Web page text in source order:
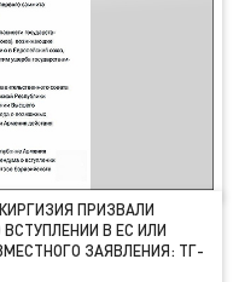
ПРИЗВАЛИ
В ЕС ИЛИ
ЗАЯВЛЕНИЯ: ТГ-